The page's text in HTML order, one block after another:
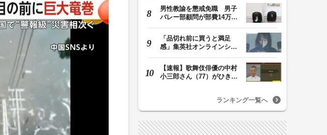
男性教諭を懲戒免職 男子
バレー部顧問が部費14万円
「品切れ前に買うと満足
感」集英社オンラインショ
【速報】歌舞伎俳優の中村
小三郎さん（77）がひき逃
ランキング一覧へ